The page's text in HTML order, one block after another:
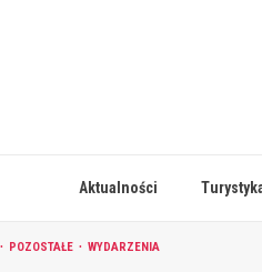
Aktualności
POZOSTAŁE WYDARZENIA